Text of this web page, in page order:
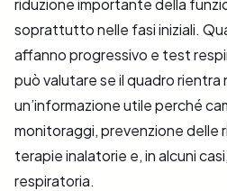
riduzione importante della
soprattutto nelle fasi iniziali.
affanno progressivo e test
può valutare se il quadro rientra
un’informazione utile perché
monitoraggi, prevenzione delle
terapie inalatorie e, in alcuni
respiratoria.